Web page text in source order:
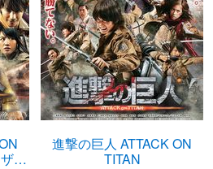
ザ
進撃の巨人 ATTACK ON
TITAN